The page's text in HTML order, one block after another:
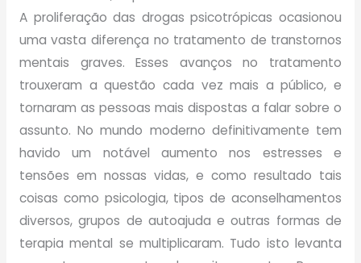
A proliferação das drogas psicotrópicas ocasionou
uma vasta diferença no tratamento de transtornos
mentais graves. Esses avanços no tratamento
trouxeram a questão cada vez mais a público, e
tornaram as pessoas mais dispostas a falar sobre o
assunto. No mundo moderno definitivamente tem
havido um notável aumento nos estresses e
tensões em nossas vidas, e como resultado tais
coisas como psicologia, tipos de aconselhamentos
diversos, grupos de autoajuda e outras formas de
terapia mental se multiplicaram. Tudo isto levanta